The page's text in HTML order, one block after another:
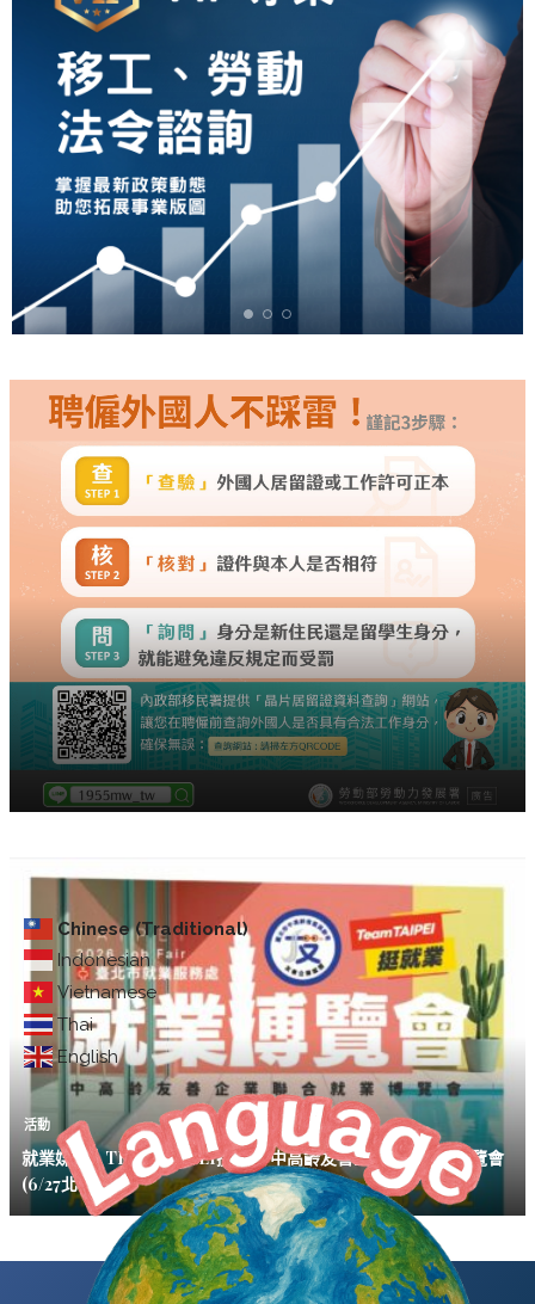
Chinese (Traditional)
Indonesian
Vietnamese
Thai
English
活動
就業媒合｜TEAM TAIPEI挺就業 中高齡友善企業聯合就業博覽會
(6/27北市府)